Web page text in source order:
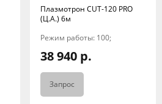
Плазмотрон CUT-120 PRO
(Ц.А.) 6м
Режим работы: 100;
38 940 р.
Запрос